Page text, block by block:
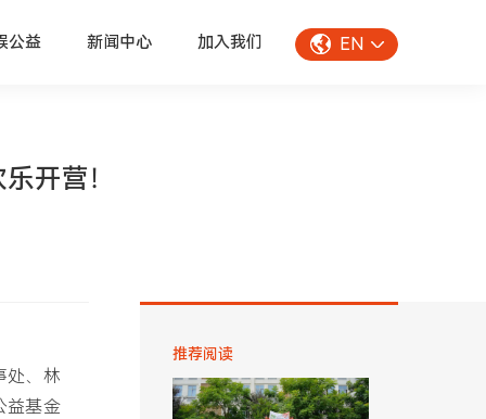
公益 新闻中心 加入我们 EN
开营！
处、林
益基金
推荐阅读